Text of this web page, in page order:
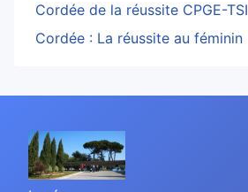
Cordée de la réussite CPGE-TSI
Cordée : La réussite au féminin